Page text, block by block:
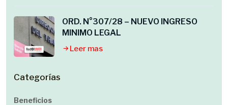
ORD. N°307/28 – NUEVO INGRESO
MINIMO LEGAL
Leer mas
Categorías
Beneficios